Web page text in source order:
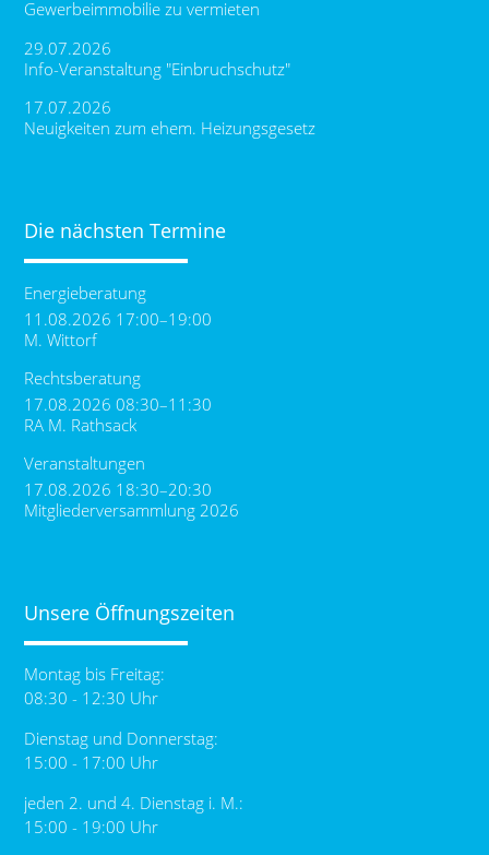
Gewerbeimmobilie zu vermieten
29.07.2026
Info-Veranstaltung "Einbruchschutz"
17.07.2026
Neuigkeiten zum ehem. Heizungsgesetz
Die nächsten Termine
Energieberatung
11.08.2026 17:00–19:00
M. Wittorf
Rechtsberatung
17.08.2026 08:30–11:30
RA M. Rathsack
Veranstaltungen
17.08.2026 18:30–20:30
Mitgliederversammlung 2026
Unsere Öffnungszeiten
Montag bis Freitag:
08:30 - 12:30 Uhr
Dienstag und Donnerstag:
15:00 - 17:00 Uhr
jeden 2. und 4. Dienstag i. M.:
15:00 - 19:00 Uhr